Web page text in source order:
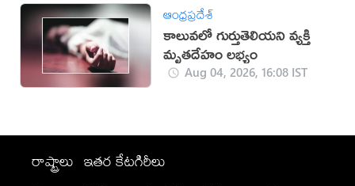
ఆంధ్రప్రదేశ్
కాలువలో గుర్తుతెలియని వ్యక్తి
మృతదేహం లభ్యం
Aug 04, 2026, 16:08 IST
రాష్ట్రాలు ఇతర కేటగిరీలు